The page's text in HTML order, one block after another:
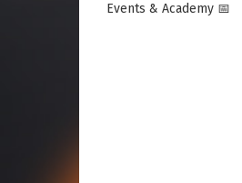
Events & Academy 📅